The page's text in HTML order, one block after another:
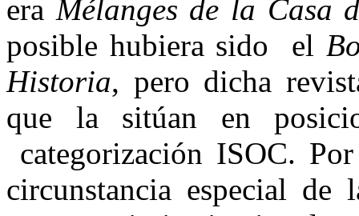
era Mélanges de la Casa
posible hubiera sido el
Historia, pero dicha
que la sitúan en
categorización ISOC.
circunstancia especial